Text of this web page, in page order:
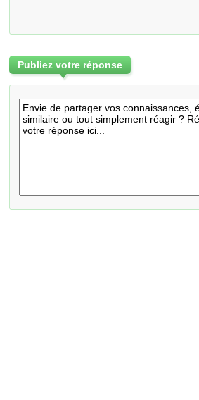
Publiez votre réponse